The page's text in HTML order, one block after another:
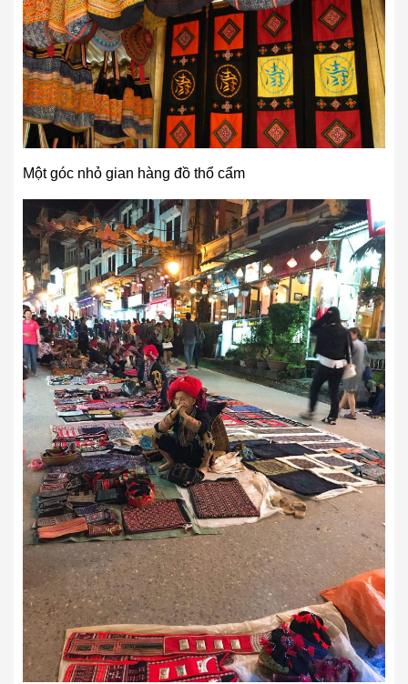
Một góc nhỏ gian hàng đồ thổ cẩm